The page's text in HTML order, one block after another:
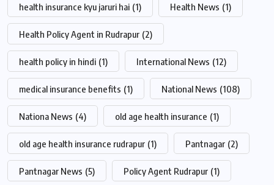
health insurance kyu jaruri hai (1) Health News (1)
Health Policy Agent in Rudrapur (2)
health policy in hindi (1) International News (12)
medical insurance benefits (1) National News (108)
Nationa News (4) old age health insurance (1)
old age health insurance rudrapur (1) Pantnagar (2)
Pantnagar News (5) Policy Agent Rudrapur (1)